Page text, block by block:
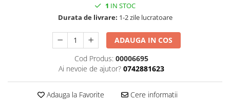
Placi dezvoltare
Module atasabile Arduino
Module Wireless
Senzori Arduino
Accesorii si componente
pentru Arduino
1 IN STOC
Durata de livrare: 1-2 zile lucratoare
ADAUGA IN COS
Cod Produs: 00006695
Ai nevoie de ajutor? 0742881623
Adauga la Favorite Cere informatii